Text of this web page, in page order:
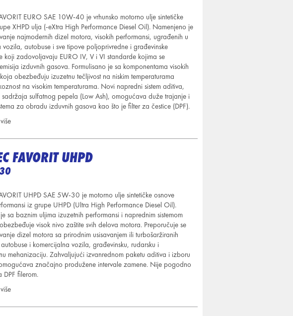
EURO SAE 10W-40 je vrhunsko motorno ulje sintetičke
XHPD ulja (-eXtra High Performance Diesel Oil). Namenjeno je
najmodernih dizel motora, visokih performansi, ugrađenih u
vozila, autobuse i sve tipove poljoprivredne i građevinske
koji zadovoljavaju EURO IV, V i VI standarde kojima se
izduvnih gasova. Formulisano je sa komponentama visokih
obezbeđuju izuzetnu tečljivost na niskim temperaturama
na visokim temperaturama. Novi napredni sistem aditiva,
sulfatnog pepela (Low Ash), omogućava duže trajanje i
za obradu izduvnih gasova kao što je filter za čestice (DPF).
FAVORIT UHPD
UHPD SAE 5W-30 je motorno ulje sintetičke osnove
iz grupe UHPD (Ultra High Performance Diesel Oil).
sa baznim uljima izuzetnih performansi i naprednim sistemom
visok nivo zaštite svih delova motora. Preporučuje se
dizel motora sa prirodnim usisavanjem ili turbošaržiranih
i komercijalna vozila, građevinsku, rudarsku i
mehanizaciju. Zahvaljujući izvanrednom paketu aditiva i izboru
značajno produžene intervale zamene. Nije pogodno
DPF filerom.